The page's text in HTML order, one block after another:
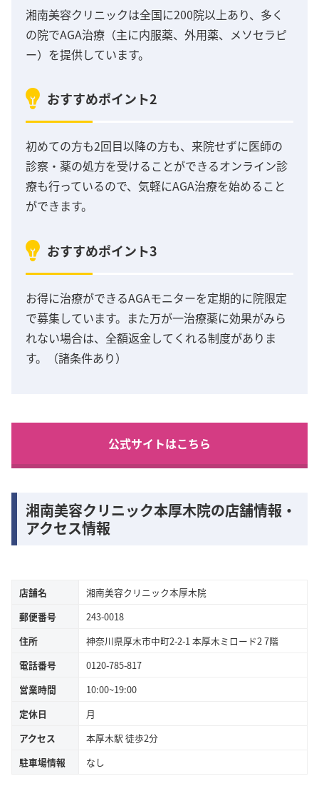
湘南美容クリニックは全国に200院以上あり、多く
の院でAGA治療（主に内服薬、外用薬、メソセラピ
ー）を提供しています。
おすすめポイント2
初めての方も2回目以降の方も、来院せずに医師の
診察・薬の処方を受けることができるオンライン診
療も行っているので、気軽にAGA治療を始めること
ができます。
おすすめポイント3
お得に治療ができるAGAモニターを定期的に院限定
で募集しています。また万が一治療薬に効果がみら
れない場合は、全額返金してくれる制度がありま
す。（諸条件あり）
公式サイトはこちら
湘南美容クリニック本厚木院の店舗情報・
アクセス情報
店舗名
湘南美容クリニック本厚木院
郵便番号
243-0018
住所
神奈川県厚木市中町2-2-1 本厚木ミロード2 7階
電話番号
0120-785-817
営業時間
10:00~19:00
定休日
月
アクセス
本厚木駅 徒歩2分
駐車場情報
なし